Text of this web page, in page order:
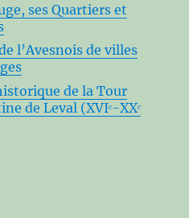
ses Quartiers et
l’Avesnois de villes
de la Tour
de Leval (XVIᵉ-XXᵉ